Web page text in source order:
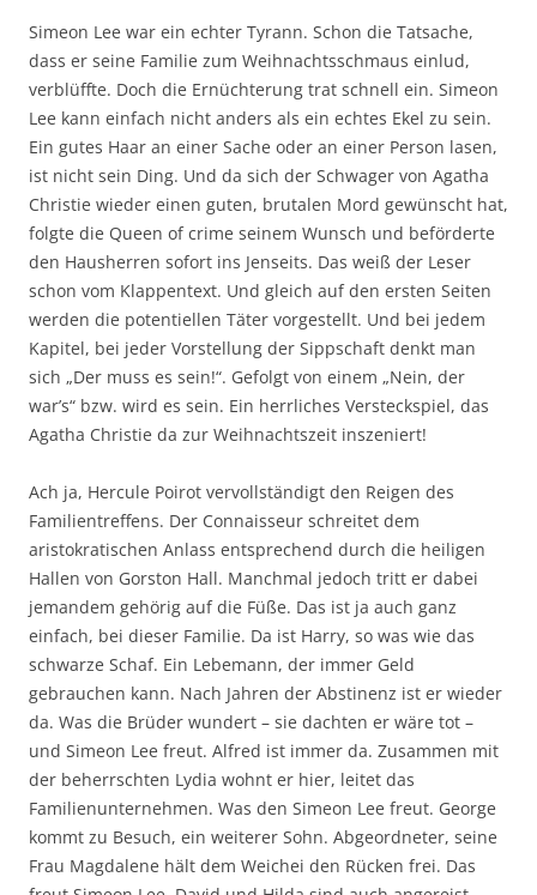
Simeon Lee war ein echter Tyrann. Schon die Tatsache,
dass er seine Familie zum Weihnachtsschmaus einlud,
verblüffte. Doch die Ernüchterung trat schnell ein. Simeon
Lee kann einfach nicht anders als ein echtes Ekel zu sein.
Ein gutes Haar an einer Sache oder an einer Person lasen,
ist nicht sein Ding. Und da sich der Schwager von Agatha
Christie wieder einen guten, brutalen Mord gewünscht hat,
folgte die Queen of crime seinem Wunsch und beförderte
den Hausherren sofort ins Jenseits. Das weiß der Leser
schon vom Klappentext. Und gleich auf den ersten Seiten
werden die potentiellen Täter vorgestellt. Und bei jedem
Kapitel, bei jeder Vorstellung der Sippschaft denkt man
sich „Der muss es sein!“. Gefolgt von einem „Nein, der
war’s“ bzw. wird es sein. Ein herrliches Versteckspiel, das
Agatha Christie da zur Weihnachtszeit inszeniert!
Ach ja, Hercule Poirot vervollständigt den Reigen des
Familientreffens. Der Connaisseur schreitet dem
aristokratischen Anlass entsprechend durch die heiligen
Hallen von Gorston Hall. Manchmal jedoch tritt er dabei
jemandem gehörig auf die Füße. Das ist ja auch ganz
einfach, bei dieser Familie. Da ist Harry, so was wie das
schwarze Schaf. Ein Lebemann, der immer Geld
gebrauchen kann. Nach Jahren der Abstinenz ist er wieder
da. Was die Brüder wundert – sie dachten er wäre tot –
und Simeon Lee freut. Alfred ist immer da. Zusammen mit
der beherrschten Lydia wohnt er hier, leitet das
Familienunternehmen. Was den Simeon Lee freut. George
kommt zu Besuch, ein weiterer Sohn. Abgeordneter, seine
Frau Magdalene hält dem Weichei den Rücken frei. Das